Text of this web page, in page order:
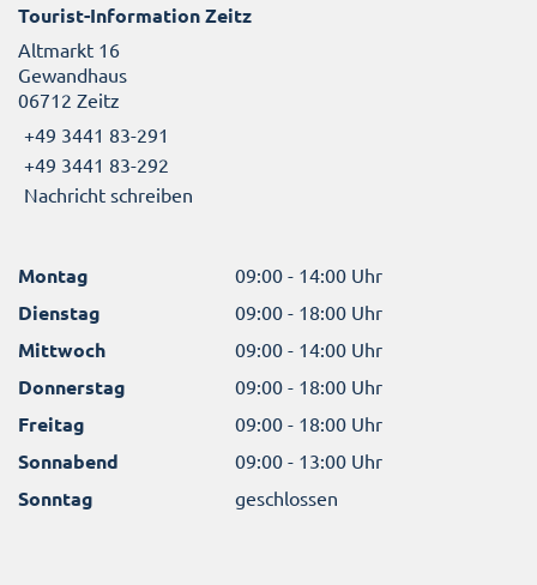
Tourist-Information Zeitz
Altmarkt 16
Gewandhaus
06712 Zeitz
+49 3441 83-291
+49 3441 83-292
Nachricht schreiben
Montag 09:00 - 14:00 Uhr
Dienstag 09:00 - 18:00 Uhr
Mittwoch 09:00 - 14:00 Uhr
Donnerstag 09:00 - 18:00 Uhr
Freitag 09:00 - 18:00 Uhr
Sonnabend 09:00 - 13:00 Uhr
Sonntag geschlossen